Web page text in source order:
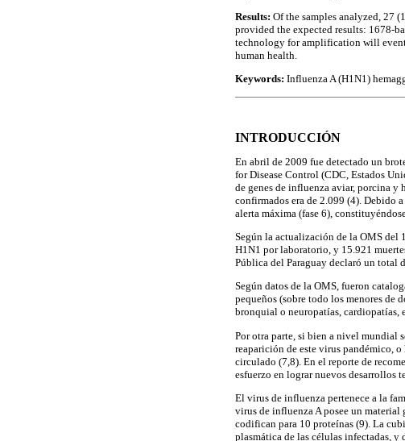
Results: Of the samples analyzed, 27
provided the expected results: 1678-
technology for amplification will
human health.
Keywords: Influenza A (H1N1)
INTRODUCCIÓN
En abril de 2009 fue detectado un
for Disease Control (CDC, Estados
de genes de influenza aviar, porcina y
confirmados era de 2.099 (4). Debido
alerta máxima (fase 6),
Según la actualización de la OMS del
H1N1 por laboratorio, y 15.921
Pública del Paraguay declaró un total
Según datos de la OMS, fueron
pequeños (sobre todo los menores de
bronquial o neuropatías, cardiopatías,
Por otra parte, si bien a nivel mundial
reaparición de este virus pandémico,
circulado (7,8). En el reporte de
esfuerzo en lograr nuevos desarrollos
El virus de influenza pertenece a la
virus de influenza A posee un
codifican para 10 proteínas (9). La
plasmática de las células infectadas,